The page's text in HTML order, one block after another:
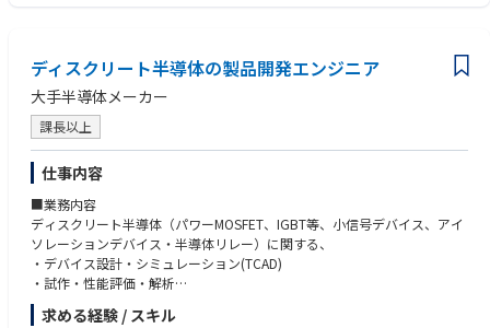
タイム制度を導入しております。1ヶ月の内、規程の労働時間さえ勤務い
ただければ出退勤時間は自由にご調整いただくことが可能です
ディスクリート半導体の製品開発エンジニア
大手半導体メーカー
課長以上
仕事内容
■業務内容
ディスクリート半導体（パワーMOSFET、IGBT等、小信号デバイス、アイ
ソレーションデバイス・半導体リレー）に関する、
・デバイス設計・シミュレーション(TCAD)
・試作・性能評価・解析
・量産立上業務
求める経験 / スキル